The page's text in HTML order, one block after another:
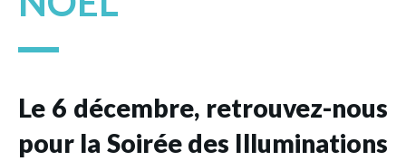
Le 6 décembre, retrouvez-nous
pour la Soirée des Illuminations